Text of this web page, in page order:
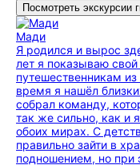
Посмотреть экскурсии
Мади
Я родился и вырос
лет я показываю
путешественникам
время я нашёл
собрал команду,
так же сильно, как
обоих мирах. С
правильно зайти в
подношением, но при